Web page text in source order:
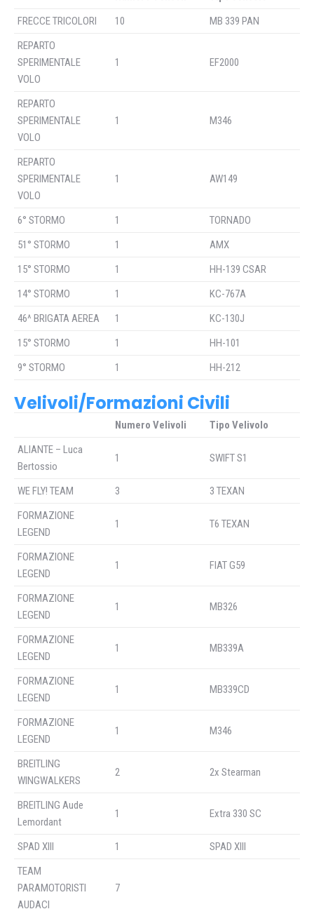
FRECCE TRICOLORI
10
MB 339 PAN
REPARTO
SPERIMENTALE
VOLO
1 EF2000
REPARTO
SPERIMENTALE
VOLO
1 M346
REPARTO
SPERIMENTALE
VOLO
1 AW149
6° STORMO 1
TORNADO
51° STORMO
1
AMX
15° STORMO
1
HH-139 CSAR
14° STORMO
1
KC-767A
46^ BRIGATA AEREA
1
KC-130J
15° STORMO
1
HH-101
9° STORMO
1 HH-212
Velivoli/Formazioni Civili
Numero Velivoli
Tipo Velivolo
ALIANTE – Luca
Bertossio
1 SWIFT S1
WE FLY! TEAM 3
3 TEXAN
FORMAZIONE
LEGEND
1 T6 TEXAN
FORMAZIONE
LEGEND
1 FIAT G59
FORMAZIONE
LEGEND
1 MB326
FORMAZIONE
LEGEND
1 MB339A
FORMAZIONE
LEGEND
1 MB339CD
FORMAZIONE
LEGEND
1 M346
BREITLING
WINGWALKERS
2 2x Stearman
BREITLING Aude
Lemordant
1 Extra 330 SC
SPAD XIII 1
SPAD XIII
TEAM
PARAMOTORISTI
AUDACI
7